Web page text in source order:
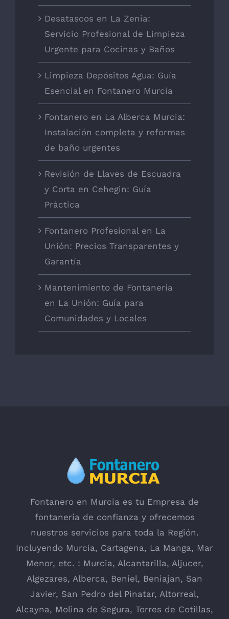
Desatascos en La Zenia:
Servicio Profesional de Limpieza
Urgente para Cocinas y Baños
Limpieza Depósitos Agua: Guía
Esencial en Fontanero Murcia
Fontanero en La Alberca Murcia:
Instalación completa y reformas
de baño urgentes
Revisión de Llaves de Escuadra
y Corta en Cehegin: Guía
Práctica
Fontanero Profesional en La
Unión: Precios Transparentes y
Garantía
Mantenimiento de Fontanería
en La Unión: Guía para
Comunidades y Locales
Fontanero en Murcia es tu Empresa de
fontanería de confianza y ofrecemos
nuestros servicios para toda la Región.
Incluyendo Murcia, Cartagena, La Manga, Mar
Menor, etc. : Murcia, Alcantarilla, Aljucer,
Algezares, Alberca, Beniel, Beniajan, San
Javier, San Pedro del Pinatar, Altorreal,
Alcayna, Molina de Segura, Torres de Cotillas,